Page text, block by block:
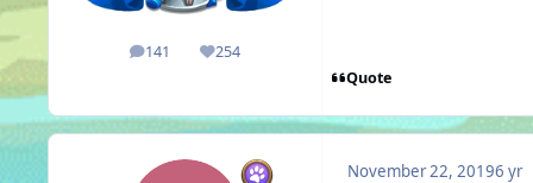
141
posts 254
Reputation
Quote
November 22, 20196 yr